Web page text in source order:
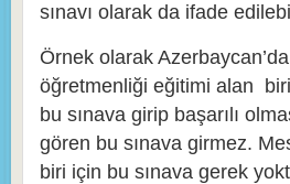
sınavı olarak da ifade
Örnek olarak
öğretmenliği eğitimi alan
bu sınava girip başarılı
gören bu sınava girmez.
biri için bu sınava gerek